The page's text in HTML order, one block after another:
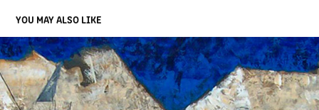
YOU MAY ALSO LIKE